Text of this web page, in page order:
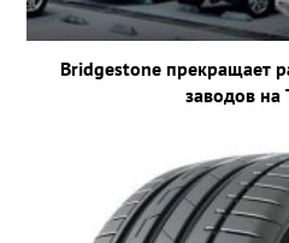
Bridgestone прекращает
заводов на